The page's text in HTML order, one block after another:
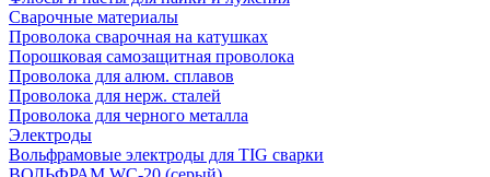
Сварочные материалы
Проволока сварочная на катушках
Порошковая самозащитная проволока
Проволока для алюм. сплавов
Проволока для нерж. сталей
Проволока для черного металла
Электроды
Вольфрамовые электроды для TIG сварки